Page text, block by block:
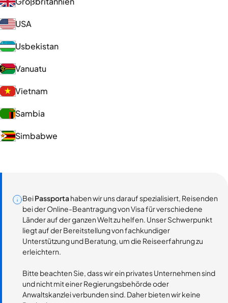
USA
Usbekistan
Vanuatu
Vietnam
Sambia
Simbabwe
BeiPassportahaben wir uns darauf spezialisiert, Reisenden
bei der Online-Beantragung von Visa für verschiedene
Länder auf der ganzen Welt zu helfen. Unser Schwerpunkt
liegt auf der Bereitstellung von fachkundiger
Unterstützung und Beratung, um die Reiseerfahrung zu
erleichtern.
Bitte beachten Sie, dass wir ein privates Unternehmen sind
und nicht mit einer Regierungsbehörde oder
Anwaltskanzlei verbunden sind. Daher bieten wir keine